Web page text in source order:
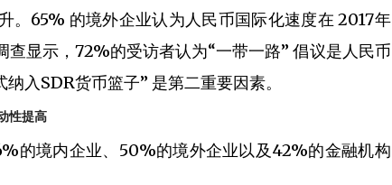
。65% 的境外企业认为人民币国际化速度在 2017年
显示，72%的受访者认为“一带一路” 倡议是人民币
入SDR货币篮子” 是第二重要因素。
性提高
的境内企业、50%的境外企业以及42%的金融机构